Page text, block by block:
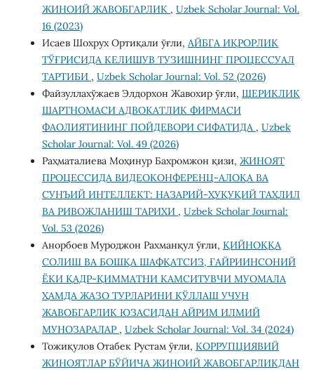
ЖИНОИЙ ЖАВОБГАРЛИК , Uzbek Scholar Journal: Vol.
16 (2023)
Исаев Шохрух Ортиқали ўғли, АЙБГА ИҚРОРЛИК
ТЎҒРИСИДА КЕЛИШУВ ТУЗИШНИНГ ПРОЦЕССУАЛ
ТАРТИБИ , Uzbek Scholar Journal: Vol. 52 (2026)
Файзуллахўжаев Элдорхон Жавохир ўғли, ШЕРИКЛИК
ШАРТНОМАСИ АДВОКАТЛИК ФИРМАСИ
ФАОЛИЯТИНИНГ ПОЙДЕВОРИ СИФАТИДА , Uzbek
Scholar Journal: Vol. 49 (2026)
Раҳматалиева Моҳинур Бахромжон қизи, ЖИНОЯТ
ПРОЦЕССИДА ВИДЕОКОНФЕРЕНЦ-АЛОҚА ВА
СУНЪИЙ ИНТЕЛЛЕКТ: НАЗАРИЙ-ҲУҚУҚИЙ ТАҲЛИЛ
ВА РИВОЖЛАНИШ ТАРИХИ , Uzbek Scholar Journal:
Vol. 53 (2026)
Анорбоев Муроджон Рахманқул ўғли, ҚИЙНОҚҚА
СОЛИШ ВА БОШҚА ШАФҚАТСИЗ, ҒАЙРИИНСОНИЙ
ЁКИ ҚАДР-ҚИММАТНИ КАМСИТУВЧИ МУОМАЛА
ҲАМДА ЖАЗО ТУРЛАРИНИ ҚЎЛЛАШ УЧУН
ЖАВОБГАРЛИК ЮЗАСИДАН АЙРИМ ИЛМИЙ
МУНОЗАРАЛАР , Uzbek Scholar Journal: Vol. 34 (2024)
Тожиқулов Отабек Рустам ўғли, КОРРУПЦИЯВИЙ
ЖИНОЯТЛАР БЎЙИЧА ЖИНОИЙ ЖАВОБГАРЛИКДАН